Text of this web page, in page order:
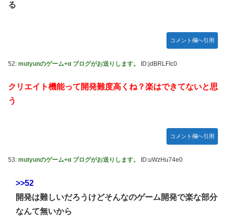
る
コメント欄へ引用
52: mutyunのゲーム+α ブログがお送りします。 ID:jdBRLFIc0
クリエイト機能って開発難度高くね？楽はできてないと思
う
コメント欄へ引用
53: mutyunのゲーム+α ブログがお送りします。 ID:uWzHu74e0
>>52
開発は難しいだろうけどそんなのゲーム開発で楽な部分
なんて無いから